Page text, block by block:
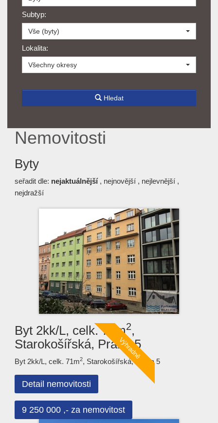
Subtyp:
Vše (byty)
Lokalita:
Všechny okresy
Hledat
Nemovitosti
Byty
seřadit dle: nejaktuálnější , nejnovější , nejlevnější ,
nejdražší
Byt 2kk/L, celk. 71m2,
Starokošířská, Praha 5
Byt 2kk/L, celk. 71m2, Starokošířská, Praha 5
Detail nemovitosti
9 250 000 ,- za nemovitost